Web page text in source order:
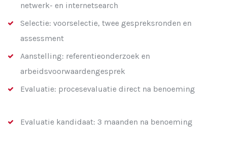
netwerk- en internetsearch
Selectie: voorselectie, twee gespreksronden en
assessment
Aanstelling: referentieonderzoek en
arbeidsvoorwaardengesprek
Evaluatie: procesevaluatie direct na benoeming
Evaluatie kandidaat: 3 maanden na benoeming